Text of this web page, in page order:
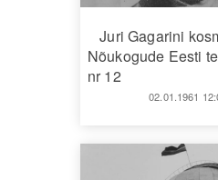
Juri Gagarini
Nõukogude Eesti
nr 12
02.01.1961